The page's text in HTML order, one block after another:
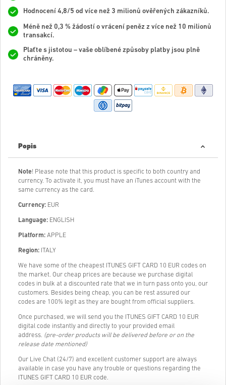
Hodnocení 4,8/5 od více než 3 milionů ověřených zákazníků.
Méně než 0,3 % žádostí o vrácení peněz z více než 10 milionů
transakcí.
Plaťte s jistotou – vaše oblíbené způsoby platby jsou plně
chráněny.
Popis
Note! Please note that this product is specific to both country and
currency. To activate it, you must have an iTunes account with the
same currency as the card.
Currency: EUR
Language: ENGLISH
Platform: APPLE
Region: ITALY
We have some of the cheapest ITUNES GIFT CARD 10 EUR codes on
the market. Our cheap prices are because we purchase digital
codes in bulk at a discounted rate that we in turn pass onto you, our
customers. Besides being cheap, you can be rest assured our
codes are 100% legit as they are bought from official suppliers.
Once purchased, we will send you the ITUNES GIFT CARD 10 EUR
digital code instantly and directly to your provided email
address. (pre-order products will be delivered before or on the
release date mentioned)
Our Live Chat (24/7) and excellent customer support are always
available in case you have any trouble or questions regarding the
ITUNES GIFT CARD 10 EUR code.